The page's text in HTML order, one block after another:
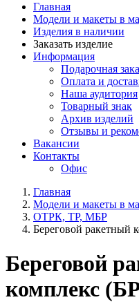
Главная
Модели и макеты в
Изделия в наличии
Заказать изделие
Информация
Подарочная
Оплата и
Наша аудитория
Товарный знак
Архив изделий
Отзывы и
Вакансии
Контакты
Офис
Главная
Модели и макеты в
ОТРК, ТР, МБР
Береговой ракетный
Береговой
комплекс